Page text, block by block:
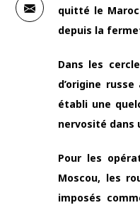
quitté le
depuis la
Dans les
d’origine
établi une
nervosité dans
Pour les
Moscou, les
imposés